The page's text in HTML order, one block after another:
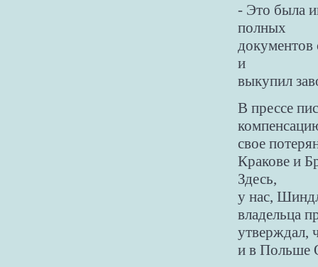
- Это была
полных
документов
и
выкупил
В прессе
свое
Кракове и
Здесь,
у нас,
владельца
утверждал,
и в Польше